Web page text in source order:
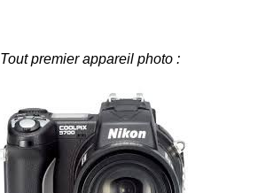
Tout premier appareil photo :